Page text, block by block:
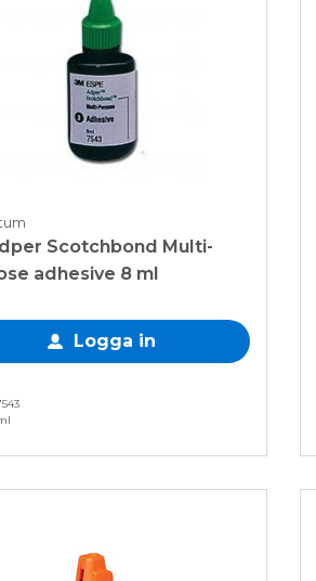
Scotchbond Multi-
adhesive 8 ml
Logga in